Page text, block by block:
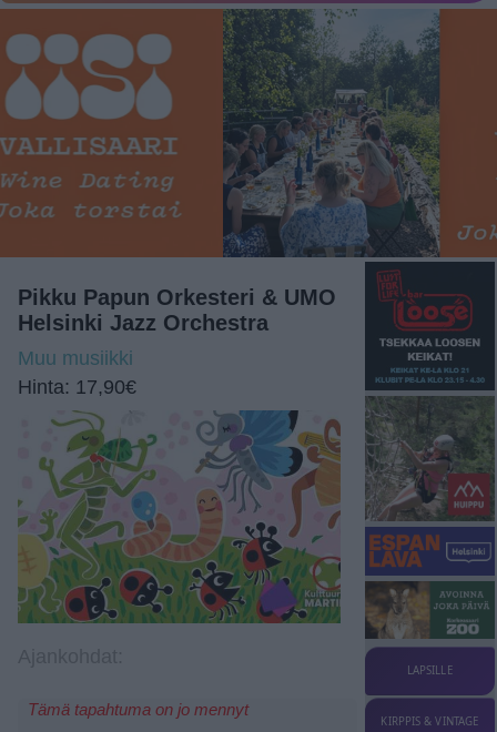
Pikku Papun Orkesteri & UMO
Helsinki Jazz Orchestra
Muu musiikki
Hinta: 17,90€
Tämä tapahtuma on jo mennyt
LAPSILLE
KIRPPIS & VINTAGE